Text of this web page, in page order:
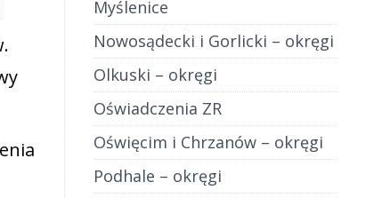
Myślenice
Nowosądecki i Gorlicki – okręgi
Olkuski – okręgi
Oświadczenia ZR
Oświęcim i Chrzanów – okręgi
Podhale – okręgi